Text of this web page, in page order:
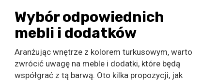
Wybór odpowiednich
mebli i dodatków
Aranżując wnętrze z kolorem turkusowym, warto
zwrócić uwagę na meble i dodatki, które będą
współgrać z tą barwą. Oto kilka propozycji, jak